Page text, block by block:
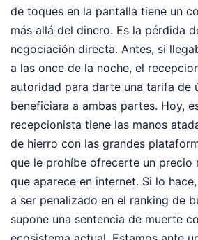
de toques en la pantalla tiene un
más allá del dinero. Es la pérdida
negociación directa. Antes, si
a las once de la noche, el
autoridad para darte una tarifa de
beneficiara a ambas partes. Hoy,
recepcionista tiene las manos
de hierro con las grandes
que le prohíbe ofrecerte un precio
que aparece en internet. Si lo
a ser penalizado en el ranking de
supone una sentencia de muerte